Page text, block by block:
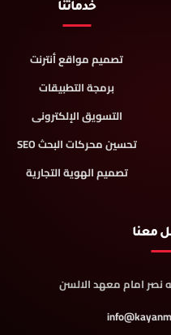
خدماتنا
تصميم مواقع أنترنت
برمجة التطبيقات
التسويق الإلكترونى
تحسين محركات البحث SEO
تصميم الهوية التجارية
معنا